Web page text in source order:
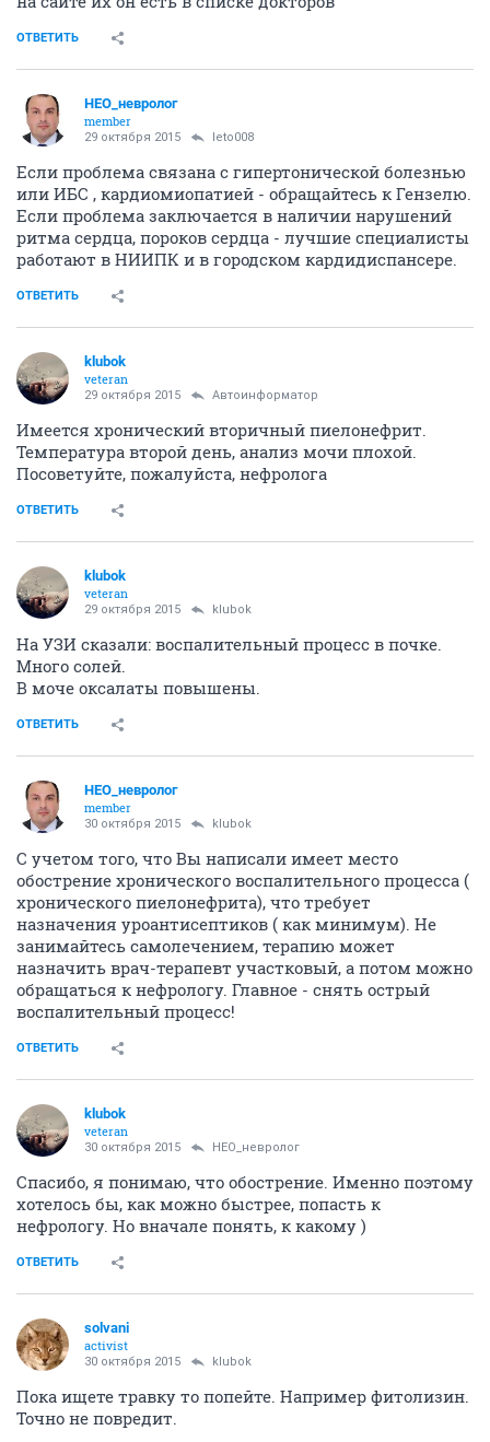
ОТВЕТИТЬ
НЕО_невролог
member
29 октября 2015 leto008
Если проблема связана с гипертонической болезнью
или ИБС , кардиомиопатией - обращайтесь к Гензелю.
Если проблема заключается в наличии нарушений
ритма сердца, пороков сердца - лучшие специалисты
работают в НИИПК и в городском кардидиспансере.
ОТВЕТИТЬ
klubok
veteran
29 октября 2015 Автоинформатор
Имеется хронический вторичный пиелонефрит.
Температура второй день, анализ мочи плохой.
Посоветуйте, пожалуйста, нефролога
ОТВЕТИТЬ
klubok
veteran
29 октября 2015 klubok
На УЗИ сказали: воспалительный процесс в почке.
Много солей.
В моче оксалаты повышены.
ОТВЕТИТЬ
НЕО_невролог
member
30 октября 2015 klubok
С учетом того, что Вы написали имеет место
обострение хронического воспалительного процесса (
хронического пиелонефрита), что требует
назначения уроантисептиков ( как минимум). Не
занимайтесь самолечением, терапию может
назначить врач-терапевт участковый, а потом можно
обращаться к нефрологу. Главное - снять острый
воспалительный процесс!
ОТВЕТИТЬ
klubok
veteran
30 октября 2015 НЕО_невролог
Спасибо, я понимаю, что обострение. Именно поэтому
хотелось бы, как можно быстрее, попасть к
нефрологу. Но вначале понять, к какому )
ОТВЕТИТЬ
solvani
activist
30 октября 2015 klubok
Пока ищете травку то попейте. Например фитолизин.
Точно не повредит.